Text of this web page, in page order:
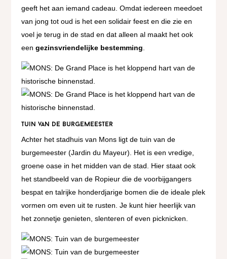
geeft het aan iemand cadeau. Omdat iedereen meedoet
van jong tot oud is het een solidair feest en die zie en
voel je terug in de stad en dat alleen al maakt het ook
eengezinsvriendelijke bestemming
Tuin van de burgemeester
Achter het stadhuis van Mons ligt de tuin van de
burgemeester (Jardin du Mayeur). Het is een vredige,
groene oase in het midden van de stad. Hier staat ook
het standbeeld van de Ropieur die de voorbijgangers
bespat en talrijke honderdjarige bomen die de ideale plek
vormen om even uit te rusten. Je kunt hier heerlijk van
het zonnetje genieten, slenteren of even picknicken.